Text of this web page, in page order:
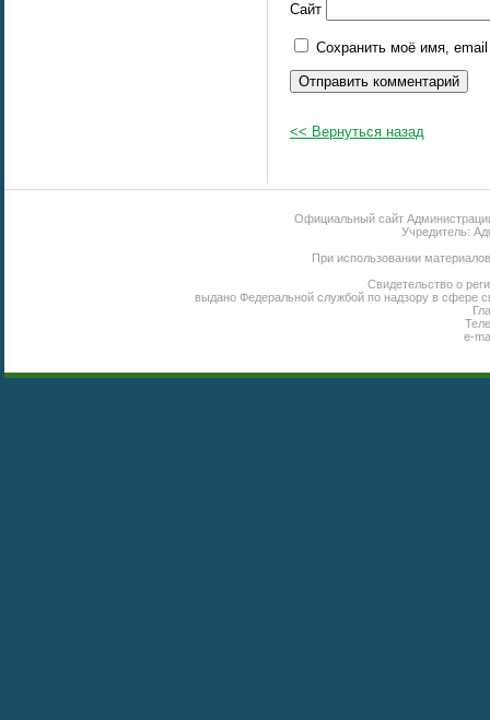
Сайт
Сохранить моё имя,
<< Вернуться назад
Официальный сайт
Учредитель:
При использовании
Свидетельство о
выдано Федеральной службой по надзору в сфере
e-